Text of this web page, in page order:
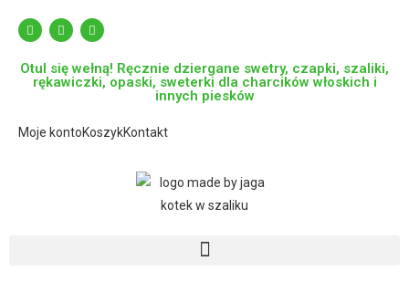
Otul się wełną! Ręcznie dziergane swetry, czapki, szaliki,
rękawiczki, opaski, sweterki dla charcików włoskich i
innych piesków
Moje kontoKoszykKontakt